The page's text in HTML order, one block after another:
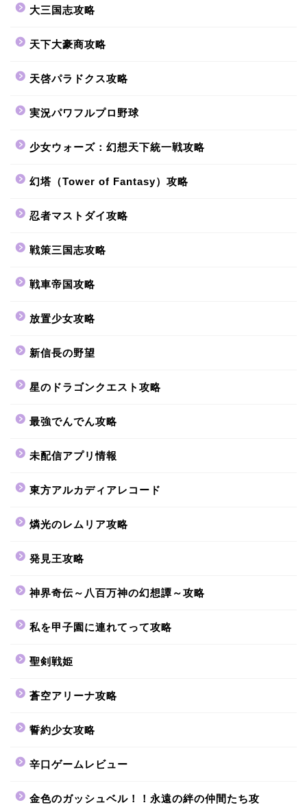
大三国志攻略
天下大豪商攻略
天啓パラドクス攻略
実況パワフルプロ野球
少女ウォーズ：幻想天下統一戦攻略
幻塔（Tower of Fantasy）攻略
忍者マストダイ攻略
戦策三国志攻略
戦車帝国攻略
放置少女攻略
新信長の野望
星のドラゴンクエスト攻略
最強でんでん攻略
未配信アプリ情報
東方アルカディアレコード
燐光のレムリア攻略
発見王攻略
神界奇伝～八百万神の幻想譚～攻略
私を甲子園に連れてって攻略
聖剣戦姫
蒼空アリーナ攻略
誓約少女攻略
辛口ゲームレビュー
金色のガッシュベル！！永遠の絆の仲間たち攻